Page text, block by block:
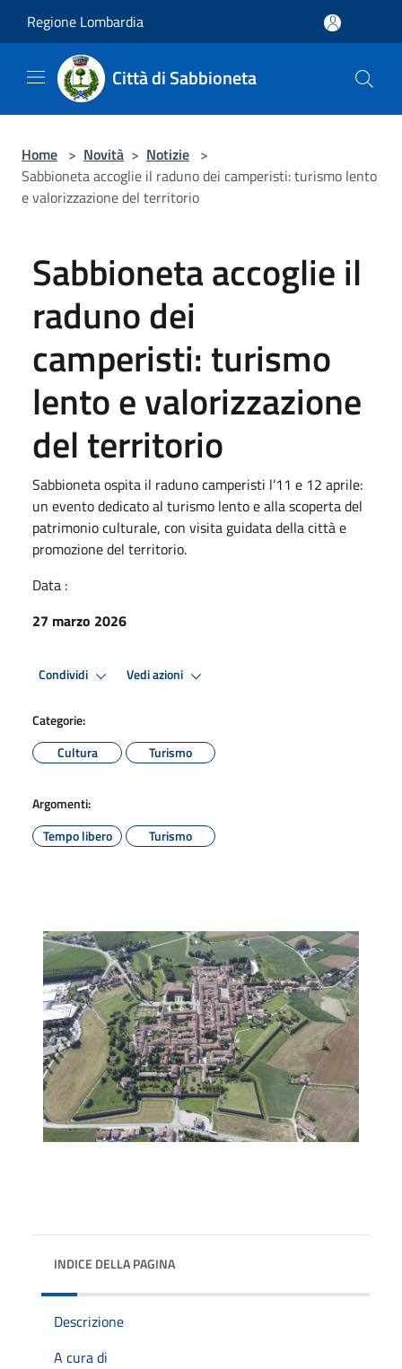
Regione Lombardia
Città di Sabbioneta
Home > Novità > Notizie >
Sabbioneta accoglie il raduno dei camperisti: turismo lento
e valorizzazione del territorio
Sabbioneta accoglie il
raduno dei
camperisti: turismo
lento e valorizzazione
del territorio
Sabbioneta ospita il raduno camperisti l’11 e 12 aprile:
un evento dedicato al turismo lento e alla scoperta del
patrimonio culturale, con visita guidata della città e
promozione del territorio.
Data :
27 marzo 2026
Condividi Vedi azioni
Categorie:
Cultura
Turismo
Argomenti:
Tempo libero
Turismo
INDICE DELLA PAGINA
Descrizione
A cura di